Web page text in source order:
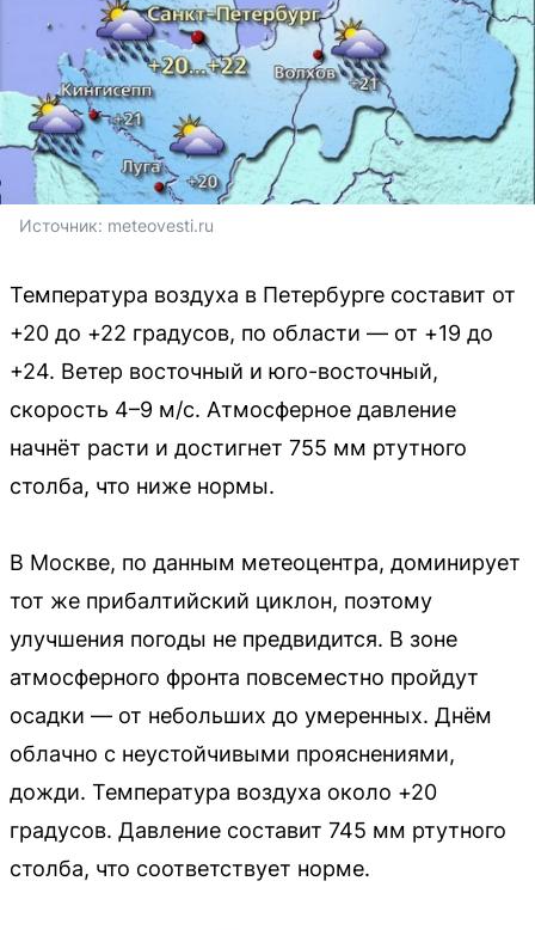
Источник: meteovesti.ru
Температура воздуха в Петербурге составит от
+20 до +22 градусов, по области — от +19 до
+24. Ветер восточный и юго-восточный,
скорость 4–9 м/с. Атмосферное давление
начнёт расти и достигнет 755 мм ртутного
столба, что ниже нормы.
В Москве, по данным метеоцентра, доминирует
тот же прибалтийский циклон, поэтому
улучшения погоды не предвидится. В зоне
атмосферного фронта повсеместно пройдут
осадки — от небольших до умеренных. Днём
облачно с неустойчивыми прояснениями,
дожди. Температура воздуха около +20
градусов. Давление составит 745 мм ртутного
столба, что соответствует норме.